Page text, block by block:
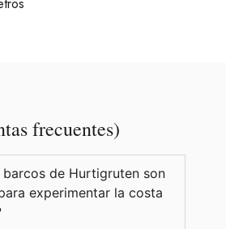
frecuentes)
barcos de Hurtigruten son
experimentar la costa